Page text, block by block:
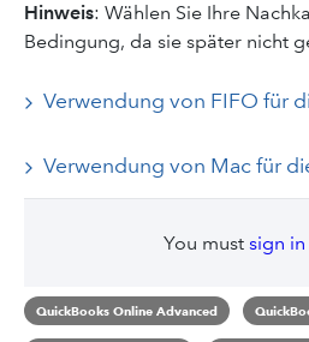
Hinweis: Wählen Sie Ihre
Bedingung, da sie später nicht
Verwendung von FIFO für
Verwendung von Mac für
You must sign in
QuickBooks Online Advanced